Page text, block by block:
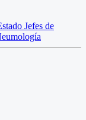
Jefes de